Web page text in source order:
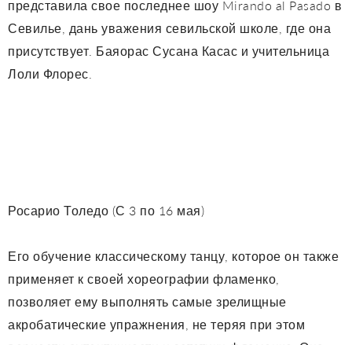
представила свое последнее шоу Mirando al Pasado в
Севилье, дань уважения севильской школе, где она
присутствует. Баяорас Сусана Касас и учительница
Лоли Флорес.
Росарио Толедо (С 3 по 16 мая)
Его обучение классическому танцу, которое он также
применяет к своей хореографии фламенко,
позволяет ему выполнять самые зрелищные
акробатические упражнения, не теряя при этом